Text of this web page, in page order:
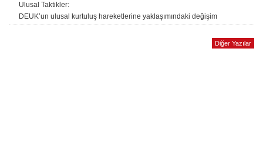
Ulusal Taktikler:
DEUK’un ulusal kurtuluş hareketlerine yaklaşımındaki değişim
Diğer Yazılar